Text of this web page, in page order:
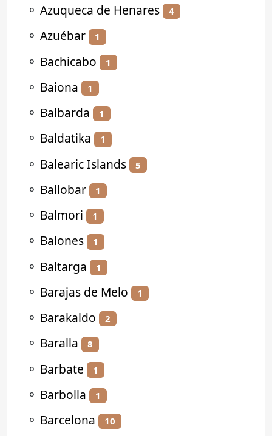
⚬ Azuqueca de Henares 4
⚬ Azuébar 1
⚬ Bachicabo 1
⚬ Baiona 1
⚬ Balbarda 1
⚬ Baldatika 1
⚬ Balearic Islands 5
⚬ Ballobar 1
⚬ Balmori 1
⚬ Balones 1
⚬ Baltarga 1
⚬ Barajas de Melo 1
⚬ Barakaldo 2
⚬ Baralla 8
⚬ Barbate 1
⚬ Barbolla 1
⚬ Barcelona 10